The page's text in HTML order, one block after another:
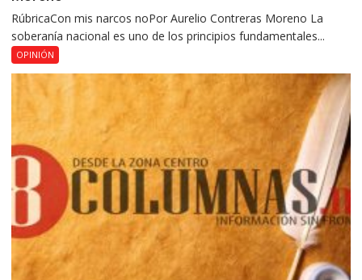
RúbricaCon mis narcos noPor Aurelio Contreras Moreno La
soberanía nacional es uno de los principios fundamentales...
OPINIÓN